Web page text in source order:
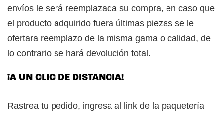
envíos le será reemplazada su compra, en caso que
el producto adquirido fuera últimas piezas se le
ofertara reemplazo de la misma gama o calidad, de
lo contrario se hará devolución total.
¡A UN CLIC DE DISTANCIA!
Rastrea tu pedido, ingresa al link de la paquetería